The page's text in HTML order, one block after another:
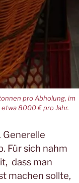
pro Abholung, im
8000 € pro Jahr.
Generelle
Für sich nahm
dass man
machen sollte,